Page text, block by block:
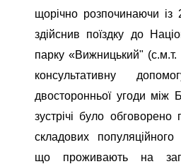
щорічно розпочинаючи
здійснив поїздку до
парку «Вижницький"
консультативну
двосторонньої угоди
зустрічі було обговорено
складових
що проживають на